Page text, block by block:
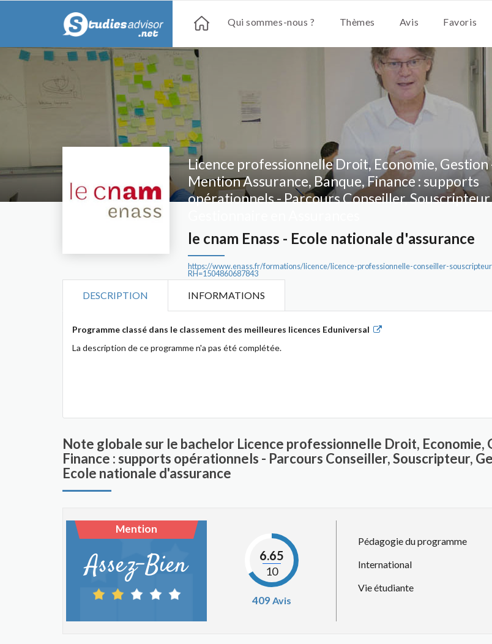
Qui sommes-nous ? Thèmes Avis Favoris
Licence professionnelle Droit, Economie, Gestion
Mention Assurance, Banque, Finance : supports
opérationnels - Parcours Conseiller, Souscripteur,
le cnam Enass - Ecole nationale d'assurance
https://www.enass.fr/formations/licence/licence-professionnelle-conseiller-
RH=1504860687843
DESCRIPTION INFORMATIONS
Programme classé dans le classement des meilleures licences Eduniversal
La description de ce programme n'a pas été complétée.
Note globale sur le bachelor Licence professionnelle Droit, Economie,
Finance : supports opérationnels - Parcours Conseiller, Souscripteur,
Ecole nationale d'assurance
Mention
Assez-Bien 6.65
10
409 Avis
Pédagogie du programme
International
Vie étudiante